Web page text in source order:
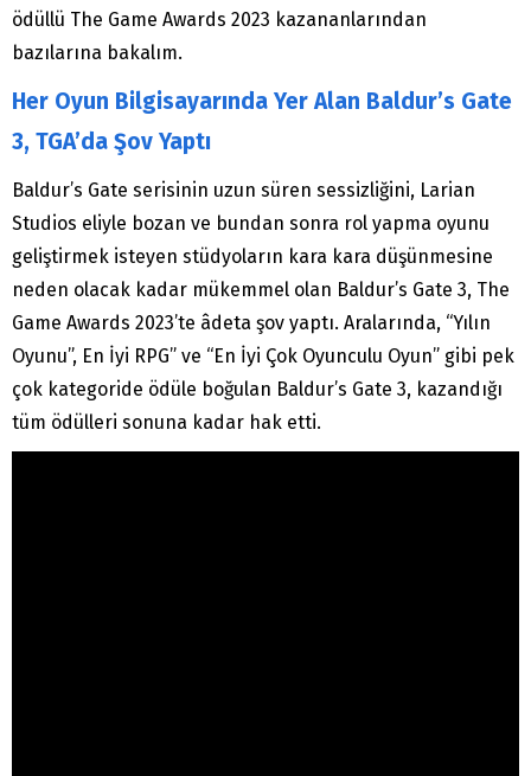
ödüllü The Game Awards 2023 kazananlarından
bazılarına bakalım.
Her Oyun Bilgisayarında Yer Alan Baldur’s Gate
3, TGA’da Şov Yaptı
Baldur’s Gate serisinin uzun süren sessizliğini, Larian
Studios eliyle bozan ve bundan sonra rol yapma oyunu
geliştirmek isteyen stüdyoların kara kara düşünmesine
neden olacak kadar mükemmel olan Baldur’s Gate 3, The
Game Awards 2023’te âdeta şov yaptı. Aralarında, “Yılın
Oyunu”, En İyi RPG” ve “En İyi Çok Oyunculu Oyun” gibi pek
çok kategoride ödüle boğulan Baldur’s Gate 3, kazandığı
tüm ödülleri sonuna kadar hak etti.